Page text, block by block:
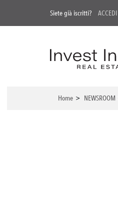
Siete già iscritti? ACCEDI
Home > NEWSROOM